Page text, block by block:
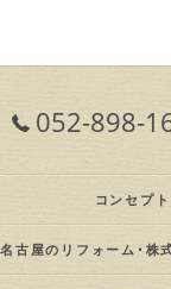
052-898-
コンセプト